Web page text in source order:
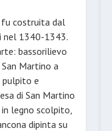
fu costruita dal
nel 1340-1343.
bassorilievo
Martino a
e
di San Martino
legno scolpito,
dipinta su